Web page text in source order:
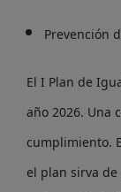
Prevención
El I Plan de
año 2026. Una
cumplimiento.
el plan sirva